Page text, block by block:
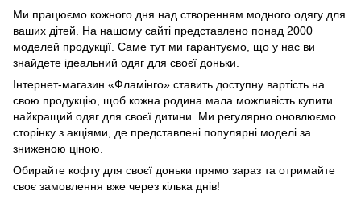
Ми працюємо кожного дня над створенням модного одягу для
ваших дітей. На нашому сайті представлено понад 2000
моделей продукції. Саме тут ми гарантуємо, що у нас ви
знайдете ідеальний одяг для своєї доньки.
Інтернет-магазин «Фламінго» ставить доступну вартість на
свою продукцію, щоб кожна родина мала можливість купити
найкращий одяг для своєї дитини. Ми регулярно оновлюємо
сторінку з акціями, де представлені популярні моделі за
зниженою ціною.
Обирайте кофту для своєї доньки прямо зараз та отримайте
своє замовлення вже через кілька днів!